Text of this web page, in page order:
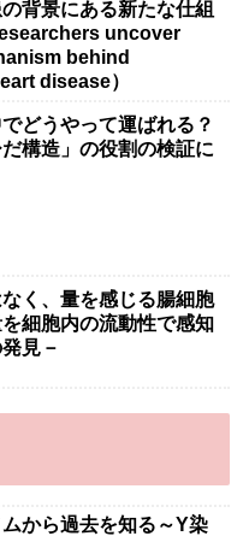
背景にある新たな仕組
uncover
behind
disease）
どうやって運ばれる？
構造」の役割の検証に
く、量を感じる腸細胞
細胞内の流動性で感知
見－
から過去を知る～Y染